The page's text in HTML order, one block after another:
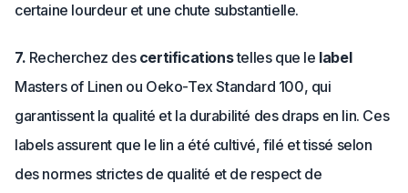
certaine lourdeur et une chute substantielle.
7. Recherchez des certificationstelles que le label
Masters of Linen ou Oeko-Tex Standard 100, qui
garantissent la qualité et la durabilité des draps en lin. Ces
labels assurent que le lin a été cultivé, filé et tissé selon
des normes strictes de qualité et de respect de